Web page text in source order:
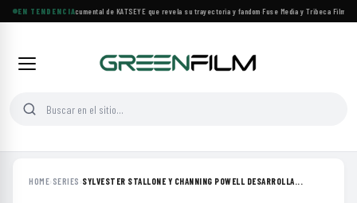
EN TENDENCIA
Llega a cines el documental de KATSEYE que revela su trayectoria y fandom·Fuse Media y Tribeca Films
HOME› SERIES ›SYLVESTER STALLONE Y CHANNING POWELL DESARROLLA...